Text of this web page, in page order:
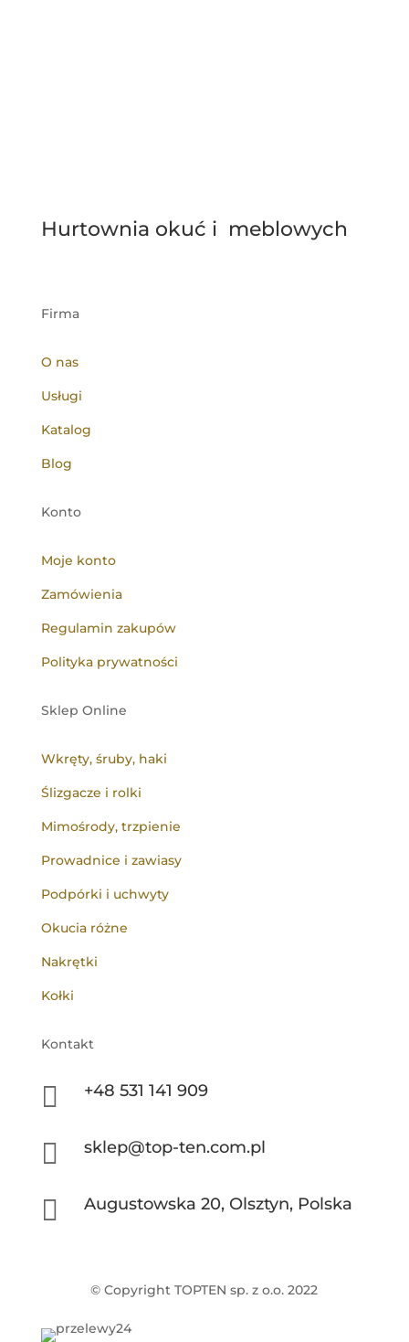
Hurtownia okuć i meblowych
Firma
O nas
Usługi
Katalog
Blog
Konto
Moje konto
Zamówienia
Regulamin zakupów
Polityka prywatności
Sklep Online
Wkręty, śruby, haki
Ślizgacze i rolki
Mimośrody, trzpienie
Prowadnice i zawiasy
Podpórki i uchwyty
Okucia różne
Nakrętki
Kołki
Kontakt
 +48 531 141 909
 sklep@top-ten.com.pl
 Augustowska 20, Olsztyn, Polska
© Copyright TOPTEN sp. z o.o. 2022